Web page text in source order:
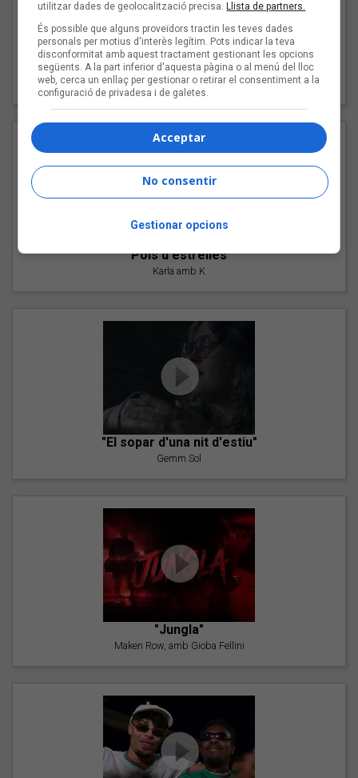
"Les cabres"
94 Rules amb Compte
"Pols d'estrelles"
Karla amb K
"El sopar d'una nit d'estiu"
Gemm Sol
"Jungla"
Maken Row, amb Gioba Fellini
utilitzar dades de geolocalització precisa. Llista de partners.
És possible que alguns proveïdors tractin les teves dades
personals per motius d'interès legítim. Pots indicar la teva
disconformitat amb aquest tractament gestionant les opcions
següents. A la part inferior d'aquesta pàgina o al menú del lloc
web, cerca un enllaç per gestionar o retirar el consentiment a la
configuració de privadesa i de galetes.
Acceptar
No consentir
Gestionar opcions